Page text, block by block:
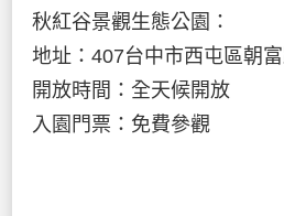
秋紅谷景觀生態公園：
地址：407台中市西屯區朝
開放時間：全天候開放
入園門票：免費參觀